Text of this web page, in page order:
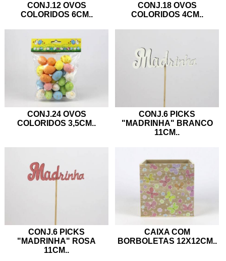
CONJ.12 OVOS
COLORIDOS 6CM..
CONJ.18 OVOS
COLORIDOS 4CM..
CONJ.24 OVOS
COLORIDOS 3,5CM..
CONJ.6 PICKS
"MADRINHA" BRANCO
11CM..
CONJ.6 PICKS
"MADRINHA" ROSA
11CM..
CAIXA COM
BORBOLETAS 12X12CM..